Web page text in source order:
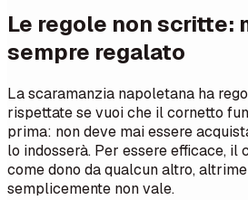
Le regole non scritte:
sempre regalato
La scaramanzia napoletana ha
rispettate se vuoi che il cornetto
prima: non deve mai essere
lo indosserà. Per essere efficace, il
come dono da qualcun altro,
semplicemente non vale.